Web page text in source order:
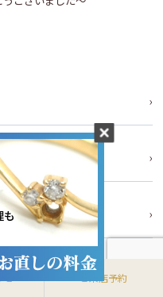
ご来店予約